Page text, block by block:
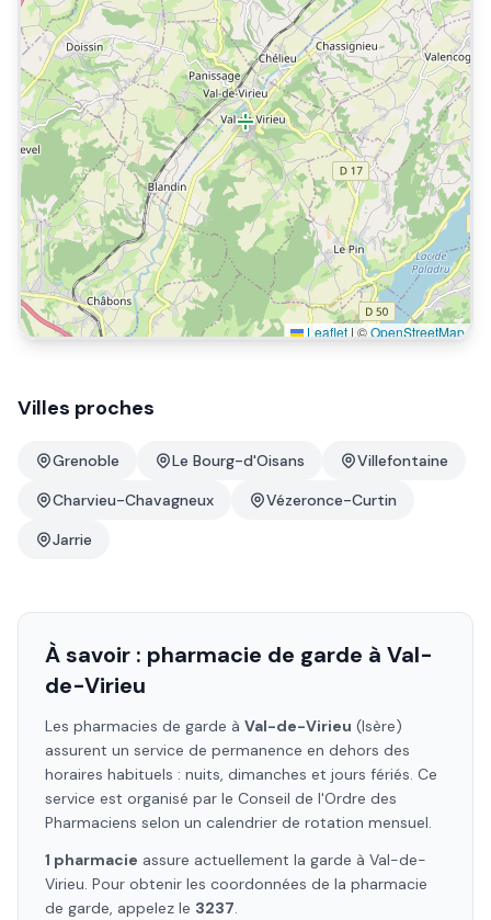
Leaflet | ©OpenStreetMap
Villes proches
Grenoble Le Bourg-d'Oisans
Villefontaine
Charvieu-Chavagneux
Vézeronce-Curtin
Jarrie
À savoir : pharmacie de garde à Val-
de-Virieu
Les pharmacies de garde à Val-de-Virieu (Isère)
assurent un service de permanence en dehors des
horaires habituels : nuits, dimanches et jours fériés. Ce
service est organisé par le Conseil de l'Ordre des
Pharmaciens selon un calendrier de rotation mensuel.
1 pharmacie assure actuellement la garde à Val-de-
Virieu. Pour obtenir les coordonnées de la pharmacie
de garde, appelez le 3237.